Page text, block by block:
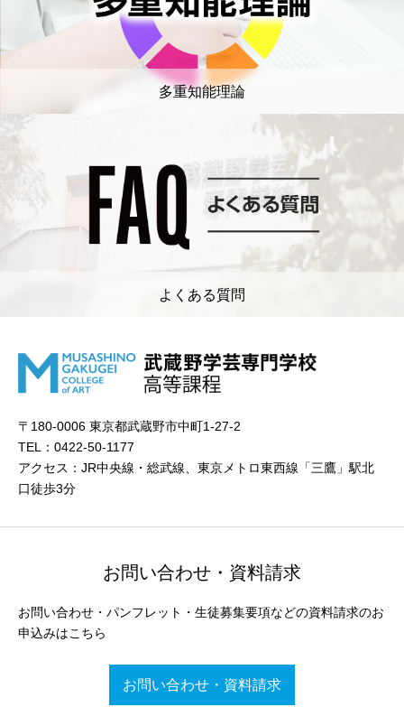
多重知能理論
よくある質問
〒180-0006 東京都武蔵野市中町1-27-2
TEL：0422-50-1177
アクセス：JR中央線・総武線、東京メトロ東西線「三鷹」駅北
口徒歩3分
お問い合わせ・資料請求
お問い合わせ・パンフレット・生徒募集要項などの資料請求のお
申込みはこちら
お問い合わせ・資料請求